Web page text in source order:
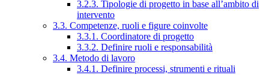
3.2.3. Tipologie di progetto in base all’ambito di
intervento
3.3. Competenze, ruoli e figure coinvolte
3.3.1. Coordinatore di progetto
3.3.2. Definire ruoli e responsabilità
3.4. Metodo di lavoro
3.4.1. Definire processi, strumenti e rituali